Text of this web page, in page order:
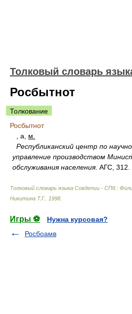
Толковый словарь
Росбытнот
Толкование
Росбытнот
, а, м.
Республиканский центр по
управление производством
обслуживания населения. АГС, 312.
Толковый словарь языка Совдепии.- СПб.:
Никитина Т.Г.
1998
Игры ⚽
Нужна курсовая?
Росбоамв